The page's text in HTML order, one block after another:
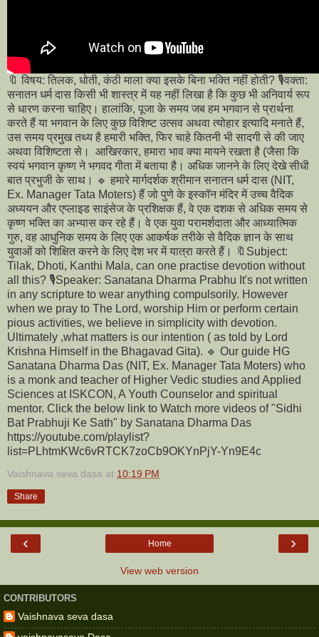
🔖 विषय: तिलक, धोती, कंठी माला क्या इसके बिना भक्ति नहीं होती? 🎙️वक्ता:
सनातन धर्म दास किसी भी शास्त्र में यह नहीं लिखा है कि कुछ भी अनिवार्य रूप
से धारण करना चाहिए। हालांकि, पूजा के समय जब हम भगवान से प्रार्थना
करते हैं या भगवान के लिए कुछ विशिष्ट उत्सव अथवा त्योहार इत्यादि मनाते हैं,
उस समय प्रमुख तथ्य है हमारी भक्ति, फिर चाहे कितनी भी सादगी से की जाए
अथवा विशिष्टता से। आखिरकार, हमारा भाव क्या मायने रखता है (जैसा कि
स्वयं भगवान कृष्ण ने भगवद गीता में बताया है। अधिक जानने के लिए देखे सीधी
बात प्रभुजी के साथ। 🔹 हमारे मार्गदर्शक श्रीमान सनातन धर्म दास (NIT,
Ex. Manager Tata Moters) हैं जो पुणे के इस्कॉन मंदिर में उच्च वैदिक
अध्ययन और एप्लाइड साइंसेज के प्रशिक्षक हैं, वे एक दशक से अधिक समय से
कृष्ण भक्ति का अभ्यास कर रहे हैं। वे एक युवा परामर्शदाता और आध्यात्मिक
गुरु, वह आधुनिक समय के लिए एक आकर्षक तरीके से वैदिक ज्ञान के साथ
युवाओं को शिक्षित करने के लिए देश भर में यात्रा करते हैं। 🔖Subject:
Tilak, Dhoti, Kanthi Mala, can one practise devotion without
all this? 🎙️Speaker: Sanatana Dharma Prabhu It's not written
in any scripture to wear anything compulsorily. However
when we pray to The Lord, worship Him or perform certain
pious activities, we believe in simplicity with devotion.
Ultimately ,what matters is our intention ( as told by Lord
Krishna Himself in the Bhagavad Gita). 🔹 Our guide HG
Sanatana Dharma Das (NIT, Ex. Manager Tata Moters) who
is a monk and teacher of Higher Vedic studies and Applied
Sciences at ISKCON, A Youth Counselor and spiritual
mentor. Click the below link to Watch more videos of "Sidhi
Bat Prabhuji Ke Sath" by Sanatana Dharma Das
https://youtube.com/playlist?
list=PLhtmKWc6vRTCK7zoCb9OKYnPjY-Yn9E4c
Vaishnava seva dasa at 10:19 PM
Share
‹ ›
Home
View web version
CONTRIBUTORS
Vaishnava seva dasa